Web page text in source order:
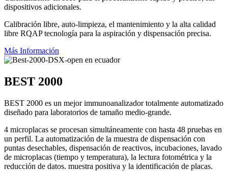
dispositivos adicionales.
Calibración libre, auto-limpieza, el mantenimiento y la alta calidad
libre RQAP tecnología para la aspiración y dispensación precisa.
Más Información
BEST 2000
BEST 2000 es un mejor immunoanalizador totalmente automatizado
diseñado para laboratorios de tamaño medio-grande.
4 microplacas se procesan simultáneamente con hasta 48 pruebas en
un perfil. La automatización de la muestra de dispensación con
puntas desechables, dispensación de reactivos, incubaciones, lavado
de microplacas (tiempo y temperatura), la lectura fotométrica y la
reducción de datos. muestra positiva y la identificación de placas.